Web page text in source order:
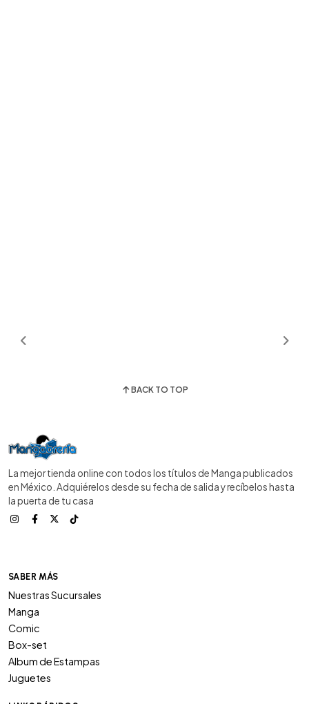
BACK TO TOP
La mejor tienda online con todos los títulos de Manga publicados
en México. Adquiérelos desde su fecha de salida y recíbelos hasta
la puerta de tu casa
SABER MÁS
Nuestras Sucursales
Manga
Comic
Box-set
Album de Estampas
Juguetes